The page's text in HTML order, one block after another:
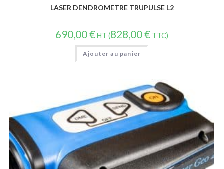
LASER DENDROMETRE TRUPULSE L2
690,00€HT (828,00€ TTC)
Ajouter au panier